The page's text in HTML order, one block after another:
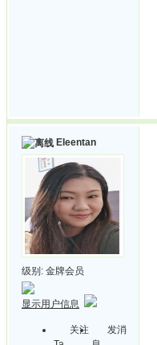
Eleentan
级别: 金牌会员
显示用户信息
关注
发消